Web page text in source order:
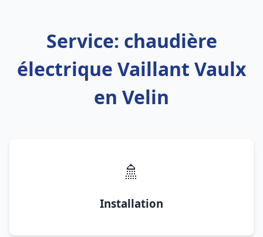
Service: chaudière
électrique Vaillant Vaulx
en Velin
🚿
Installation